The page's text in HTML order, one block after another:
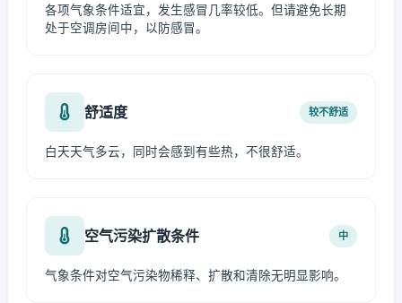
各项气象条件适宜，发生感冒几率较低。但请避免长期
处于空调房间中，以防感冒。
舒适度 较不舒适
白天天气多云，同时会感到有些热，不很舒适。
空气污染扩散条件 中
气象条件对空气污染物稀释、扩散和清除无明显影响。